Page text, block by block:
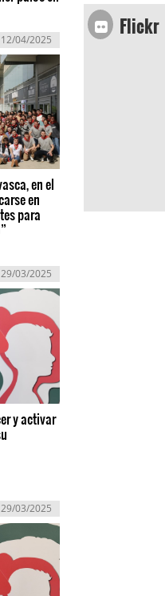
12/04/2025
en el
en
para
29/03/2025
y activar
29/03/2025
Flickr